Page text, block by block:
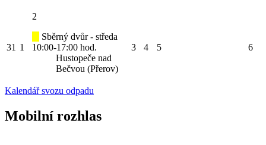
31 1
2
Sběrný dvůr - středa
10:00-17:00 hod.
Hustopeče nad
Bečvou (Přerov)
3 4 5 6
Kalendář svozu odpadu
Mobilní rozhlas